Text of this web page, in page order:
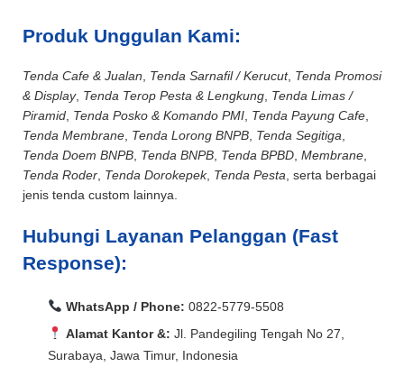
Produk Unggulan Kami:
Tenda Cafe & Jualan Tenda Sarnafil / Kerucut, Tenda Promosi
& Display, Tenda Terop Pesta & Lengkung Tenda Limas /
Piramid Tenda Posko & Komando PMI Tenda Payung Cafe
Tenda Membrane Tenda Lorong BNPB Tenda Segitiga
Tenda Doem BNPB Tenda BNPB Tenda BPBD Membrane
Tenda Roder Tenda Dorokepek, Tenda Pesta , serta berbagai
jenis tenda custom lainnya.
Hubungi Layanan Pelanggan (Fast
Response):
WhatsApp / Phone: 0822-5779-5508
Alamat Kantor &: Jl. Pandegiling Tengah No 27,
Surabaya, Jawa Timur, Indonesia